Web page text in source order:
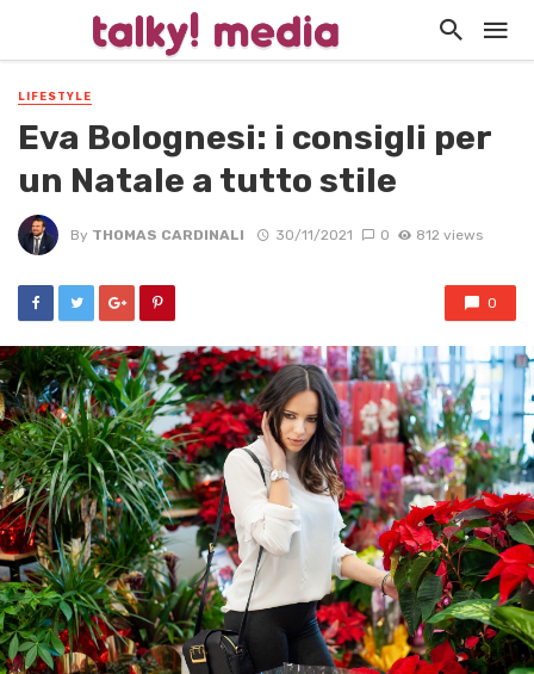
LIFESTYLE
Eva Bolognesi: i consigli per
un Natale a tutto stile
By THOMAS CARDINALI 30/11/2021 0 812 views
0